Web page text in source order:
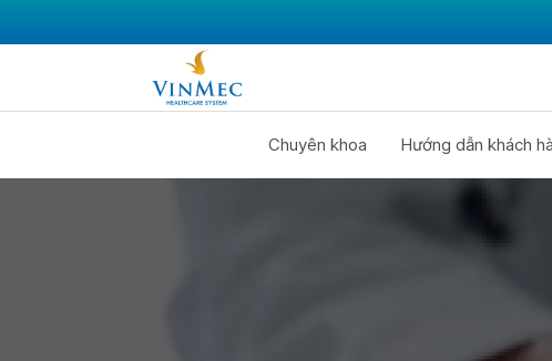
Chuyên khoa Hướng dẫn khách